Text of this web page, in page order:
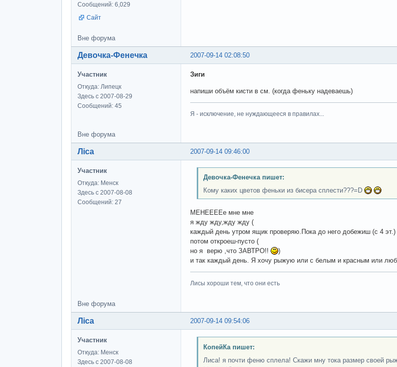
Сообщений: 6,029
Сайт
Вне форума
2007-09-14 02:08:50
Девочка-Фенечка
Участник
Откуда: Липецк
Здесь с 2007-08-29
Сообщений: 45
Зиги
напиши объём кисти в см. (когда феньку надеваешь)
Я - исключение, не нуждающееся в правилах...
Вне форума
2007-09-14 09:46:00
Ліса
Участник
Откуда: Менск
Здесь с 2007-08-08
Сообщений: 27
Девочка-Фенечка пишет:
Кому каких цветов феньки из бисера сплести???=D
МЕНЕЕЕЕе мне мне
я жду жду,жду жду (
каждый день утром ящик проверяю.Пока до него добежиш (с 4
потом откроеш-пусто (
но я верю ,что ЗАВТРО!!
)
и так каждый день. Я хочу рыжую или с белым и красным или
Лисы хороши тем, что они есть
Вне форума
2007-09-14 09:54:06
Ліса
Участник
Откуда: Менск
Здесь с 2007-08-08
КопейКа пишет:
Лиса! я почти феню сплела! Скажи мну тока размер своей